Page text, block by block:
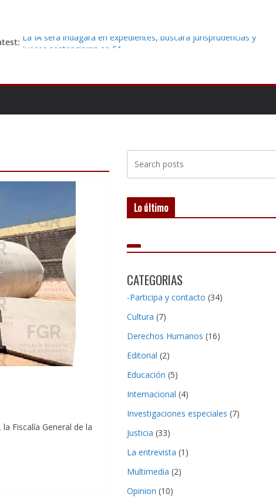
La IA será indagará en expedientes, buscará jurisprudencias y
Comisión de Búsqueda solicita apoyo ciudadano
investigación sigue sin localizarlo
Fiscalía General de la
Lo último
CATEGORIAS
-Participa y contacto (34)
Cultura (7)
Derechos Humanos (16)
Editorial (2)
Educación (5)
Internacional (4)
Investigaciones especiales (7)
Justicia (33)
La entrevista (1)
Multimedia (2)
Opinion (10)